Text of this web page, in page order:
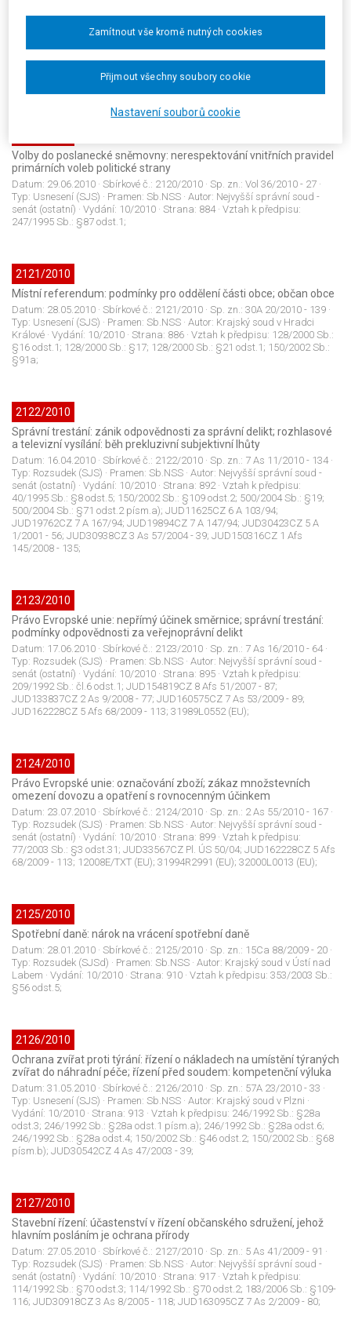
· Vydání:10/2010 · Strana:872· Vztah k předpisu:
143/2001 Sb.: §3 odst.1; 143/2001 Sb.: §22 odst.2; 500/2004 Sb.: §17;
500/2004 Sb.: §46; 500/2004 Sb.: §55; 500/2004 Sb.: §70; 500/2004 Sb.:
Volby do poslanecké sněmovny: nerespektování vnitřních pravidel
primárních voleb politické strany
Datum: 29.06.2010 · Sbírkové č.: 2120/2010 · Sp. zn.: Vol 36/2010 - 27 ·
Typ: Usnesení (SJS) · Pramen: Sb.NSS · Autor: Nejvyšší správní soud -
senát (ostatní) · Vydání: 10/2010 · Strana: 884· Vztah k předpisu:
247/1995 Sb.: §87 odst.1;
2121/2010
Místní referendum: podmínky pro oddělení části obce; občan obce
Datum: 28.05.2010 · Sbírkové č.: 2121/2010 · Sp. zn.: 30A 20/2010 - 139 ·
Typ: Usnesení (SJS) · Pramen: Sb.NSS · Autor: Krajský soud v Hradci
Králové · Vydání: 10/2010 · Strana: 886 · Vztah k předpisu: 128/2000 Sb.:
§16 odst.1; 128/2000 Sb.: §17; 128/2000 Sb.: §21 odst.1; 150/2002 Sb.:
§91a;
2122/2010
Správní trestání: zánik odpovědnosti za správní delikt; rozhlasové
a televizní vysílání: běh prekluzivní subjektivní lhůty
Datum: 16.04.2010 · Sbírkové č.: 2122/2010 · Sp. zn.: 7 As 11/2010 - 134·
Typ: Rozsudek (SJS) · Pramen: Sb.NSS · Autor: Nejvyšší správní soud -
senát (ostatní) · Vydání: 10/2010 · Strana: 892· Vztah k předpisu:
40/1995 Sb.: §8 odst.5; 150/2002 Sb.: §109 odst.2; 500/2004 Sb.: §19;
500/2004 Sb.: §71 odst.2 písm.a); JUD11625CZ 6 A 103/94;
JUD19762CZ 7 A 167/94; JUD19894CZ 7 A 147/94; JUD30423CZ 5 A
1/2001 - 56; JUD30938CZ 3 As 57/2004 - 39; JUD150316CZ 1 Afs
145/2008 - 135;
2123/2010
Právo Evropské unie: nepřímý účinek směrnice; správní trestání:
podmínky odpovědnosti za veřejnoprávní delikt
Datum: 17.06.2010 · Sbírkové č.: 2123/2010 · Sp. zn.: 7 As 16/2010 - 64·
Typ: Rozsudek (SJS) · Pramen: Sb.NSS · Autor: Nejvyšší správní soud -
senát (ostatní) · Vydání: 10/2010 · Strana: 895 · Vztah k předpisu:
209/1992 Sb.: čl.6 odst.1; JUD154819CZ 8 Afs 51/2007 - 87;
JUD133837CZ 2 As 9/2008 - 77; JUD160575CZ 7 As 53/2009 - 89;
JUD162228CZ 5 Afs 68/2009 - 113; 31989L0552 (EU);
2124/2010
Právo Evropské unie: označování zboží; zákaz množstevních
omezení dovozu a opatření s rovnocenným účinkem
Datum: 23.07.2010 · Sbírkové č.: 2124/2010 · Sp. zn.: 2 As 55/2010 - 167 ·
Typ: Rozsudek (SJS) · Pramen: Sb.NSS · Autor: Nejvyšší správní soud -
senát (ostatní) · Vydání: 10/2010 · Strana: 899 · Vztah k předpisu:
77/2003 Sb.: §3 odst.31; JUD33567CZ Pl. ÚS 50/04; JUD162228CZ 5 Afs
68/2009 - 113; 12008E/TXT (EU); 31994R2991 (EU); 32000L0013 (EU);
2125/2010
Spotřební daně: nárok na vrácení spotřební daně
Datum: 28.01.2010 · Sbírkové č.: 2125/2010 · Sp. zn.: 15Ca 88/2009 - 20 ·
Typ: Rozsudek (SJSd) · Pramen: Sb.NSS · Autor: Krajský soud v Ústí nad
Labem · Vydání: 10/2010 · Strana: 910 · Vztah k předpisu: 353/2003 Sb.:
§56 odst.5;
2126/2010
Ochrana zvířat proti týrání: řízení o nákladech na umístění týraných
zvířat do náhradní péče; řízení před soudem: kompetenční výluka
Datum: 31.05.2010 · Sbírkové č.: 2126/2010 · Sp. zn.: 57A 23/2010 - 33 ·
Typ: Usnesení (SJS) · Pramen: Sb.NSS · Autor: Krajský soud v Plzni ·
Vydání: 10/2010 · Strana: 913 · Vztah k předpisu: 246/1992 Sb.: §28a
odst.3; 246/1992 Sb.: §28a odst.1 písm.a); 246/1992 Sb.: §28a odst.6;
246/1992 Sb.: §28a odst.4; 150/2002 Sb.: §46 odst.2; 150/2002 Sb.: §68
písm.b); JUD30542CZ 4 As 47/2003 - 39;
2127/2010
Stavební řízení: účastenství v řízení občanského sdružení, jehož
hlavním posláním je ochrana přírody
Datum: 27.05.2010 · Sbírkové č.: 2127/2010 · Sp. zn.: 5 As 41/2009 - 91 ·
Typ: Rozsudek (SJS) · Pramen: Sb.NSS · Autor: Nejvyšší správní soud -
senát (ostatní) · Vydání: 10/2010 · Strana: 917 · Vztah k předpisu:
114/1992 Sb.: §70 odst.3; 114/1992 Sb.: §70 odst.2; 183/2006 Sb.: §109-
116; JUD30918CZ 3 As 8/2005 - 118; JUD163095CZ 7 As 2/2009 - 80;
Nastavení souborů cookie
Zamítnout vše kromě nutných cookies
Přijmout všechny soubory cookie